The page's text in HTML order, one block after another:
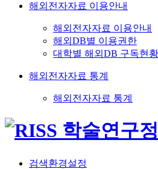
해외전자자료 이용안내
해외전자자료 이용안내
해외DB별 이용권한
대학별 해외DB 구독현황
해외전자자료 통계
해외전자자료 통계
검색환경설정